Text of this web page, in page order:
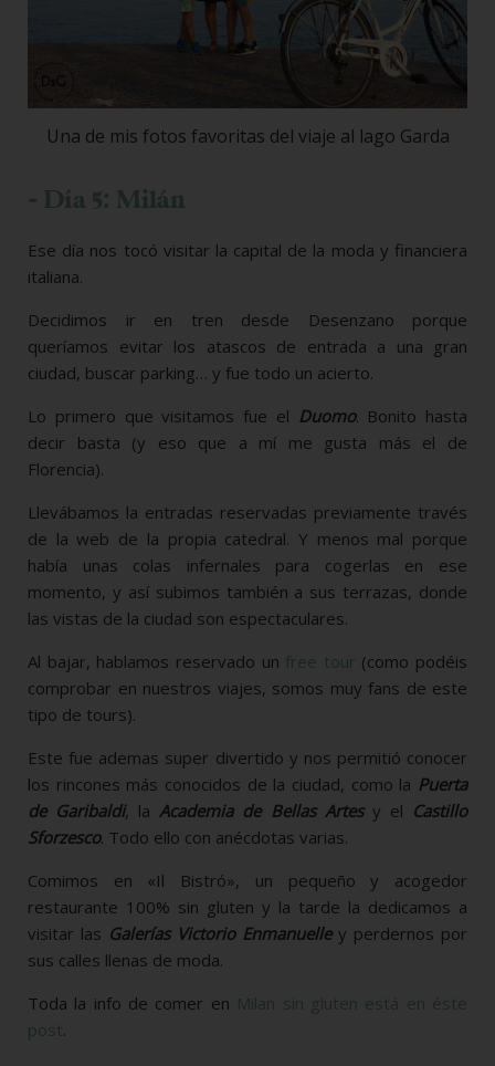
Una de mis fotos favoritas del viaje al lago Garda
- Día 5: Milán
Ese día nos tocó visitar la capital de la moda y financiera
italiana.
Decidimos ir en tren desde Desenzano porque
queríamos evitar los atascos de entrada a una gran
ciudad, buscar parking… y fue todo un acierto.
Lo primero que visitamos fue el Duomo. Bonito hasta
decir basta (y eso que a mí me gusta más el de
Florencia).
Llevábamos la entradas reservadas previamente través
de la web de la propia catedral. Y menos mal porque
había unas colas infernales para cogerlas en ese
momento, y así subimos también a sus terrazas, donde
las vistas de la ciudad son espectaculares.
Al bajar, hablamos reservado un free tour (como podéis
comprobar en nuestros viajes, somos muy fans de este
tipo de tours).
Este fue ademas super divertido y nos permitió conocer
los rincones más conocidos de la ciudad, como la Puerta
de Garibaldi, laAcademia de Bellas Artesy el Castillo
Sforzesco. Todo ello con anécdotas varias.
Comimos en «Il Bistró», un pequeño y acogedor
restaurante 100% sin gluten y la tarde la dedicamos a
visitar las Galerías Victorio Enmanuelley perdernos por
sus calles llenas de moda.
Toda la info de comer en Milan sin gluten está en éste
post.